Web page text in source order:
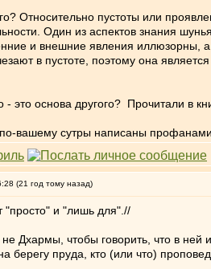
Относительно пустоты или
Один из аспектов знания
и внешние явления иллюзорны,
в пустоте, поэтому она
это основа другого? Прочитали в
по-вашему сутры написаны
(21 год тому назад)
"просто" и "лишь для".//
Дхармы, чтобы говорить, что в ней
берегу пруда, кто (или что)